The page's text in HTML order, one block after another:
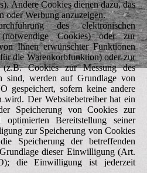
Andere Cookies dienen dazu, das
oder Werbung anzuzeigen.
des elektronischen
(notwendige Cookies) oder zur
Ihnen erwünschter Funktionen
die Warenkorbfunktion) oder zur
Cookies zur Messung des
sind, werden auf Grundlage von
sofern keine andere
wird. Der Websitebetreiber hat ein
Speicherung von Cookies zur
Bereitstellung seiner
zur Speicherung von Cookies
Speicherung der betreffenden
dieser Einwilligung (Art.
die Einwilligung ist jederzeit